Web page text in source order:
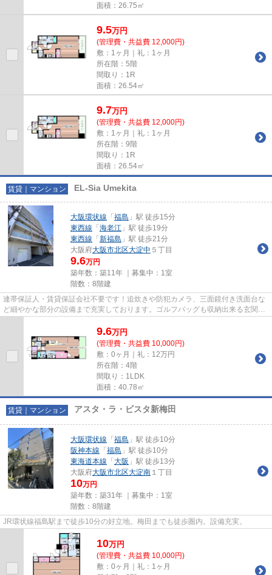
面積：26.75㎡
9.5万円
(管理費・共益費 12,000円)
敷：1ヶ月｜礼：1ヶ月
所在階：5階
間取り：1R
面積：26.54㎡
9.7万円
(管理費・共益費 12,000円)
敷：1ヶ月｜礼：1ヶ月
所在階：9階
間取り：1R
面積：26.54㎡
賃貸｜マンション EL-Sia Umekita
大阪環状線 「 福島 」駅 徒歩15分
東西線 「 海老江 」駅 徒歩19分
東西線 「 新福島 」駅 徒歩21分
大阪府大阪市北区大淀中 ５丁目
9.6万円
築年数：築11年 ｜募集中： 1室
階数：8階建
連帯保証人・賃貸保証会社不要です！追炊きや防犯カメラ、三面鏡付き洗面台な
ど細やかな部分の設備まで充実しております。ゴルフバッグも収納出来る玄関収
9.6万円
(管理費・共益費 10,000円)
敷：0ヶ月｜礼：12万円
所在階：4階
間取り：1LDK
面積：40.78㎡
賃貸｜マンション アスタ・ラ・ビスタ新梅田
大阪環状線 「 福島 」駅 徒歩10分
阪神本線 「 福島 」駅 徒歩10分
東海道本線 「 大阪 」駅 徒歩13分
大阪府大阪市北区大淀南 １丁目
10万円
築年数：築31年 ｜募集中： 1室
階数：8階建
JR環状線福島駅まで徒歩10分の好立地。梅田までも徒歩圏内。設備充実。
10万円
(管理費・共益費 10,000円)
敷：0ヶ月｜礼：1ヶ月